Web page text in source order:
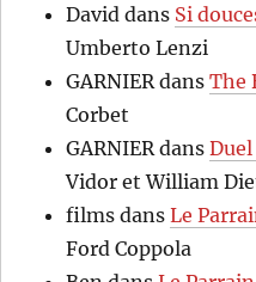
David dans Si
Umberto Lenzi
GARNIER dansThe
Corbet
GARNIER dans
Vidor et William
films dansLe
Ford Coppola